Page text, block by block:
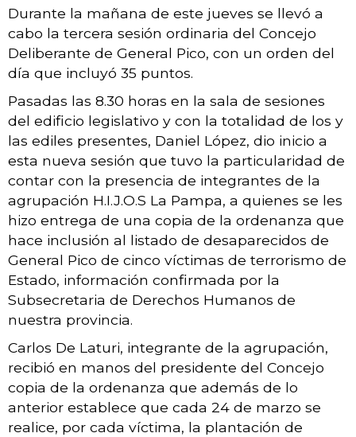
Durante la mañana de este jueves se llevó a
cabo la tercera sesión ordinaria del Concejo
Deliberante de General Pico, con un orden del
día que incluyó 35 puntos.
Pasadas las 8.30 horas en la sala de sesiones
del edificio legislativo y con la totalidad de los y
las ediles presentes, Daniel López, dio inicio a
esta nueva sesión que tuvo la particularidad de
contar con la presencia de integrantes de la
agrupación H.I.J.O.S La Pampa, a quienes se les
hizo entrega de una copia de la ordenanza que
hace inclusión al listado de desaparecidos de
General Pico de cinco víctimas de terrorismo de
Estado, información confirmada por la
Subsecretaria de Derechos Humanos de
nuestra provincia.
Carlos De Laturi, integrante de la agrupación,
recibió en manos del presidente del Concejo
copia de la ordenanza que además de lo
anterior establece que cada 24 de marzo se
realice, por cada víctima, la plantación de